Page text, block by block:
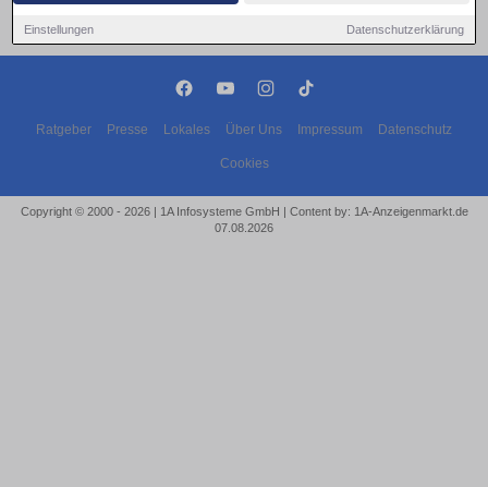
Einstellungen Datenschutzerklärung
Ratgeber Presse Lokales Über Uns Impressum Datenschutz
Cookies
Copyright © 2000 - 2026 | 1A Infosysteme GmbH | Content by: 1A-Anzeigenmarkt.de
07.08.2026